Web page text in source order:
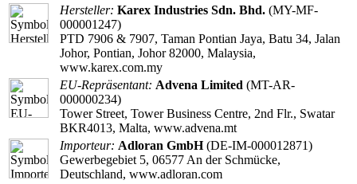
Hersteller: Karex Industries Sdn. Bhd. (MY-MF-
000001247)
PTD 7906 & 7907, Taman Pontian Jaya, Batu 34, Jalan
Johor, Pontian, Johor 82000, Malaysia,
www.karex.com.my
EU-Repräsentant: Advena Limited (MT-AR-
000000234)
Tower Street, Tower Business Centre, 2nd Flr., Swatar
BKR4013, Malta, www.advena.mt
Importeur: Adloran GmbH(DE-IM-000012871)
Gewerbegebiet 5, 06577 An der Schmücke,
Deutschland, www.adloran.com